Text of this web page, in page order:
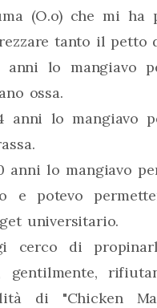
(O.o) che mi ha
tanto il petto
anni lo mangiavo
ossa.
anni lo mangiavo
anni lo mangiavo
e potevo
universitario.
cerco di
gentilmente,
di "Chicken